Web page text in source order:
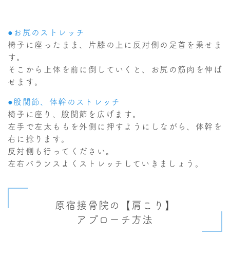
●お尻のストレッチ
椅子に座ったまま、片膝の上に反対側の足首を乗せま
す。
そこから上体を前に倒していくと、お尻の筋肉を伸ば
せます。
●股関節、体幹のストレッチ
椅子に座り、股関節を広げます。
左手で左太ももを外側に押すようにしながら、体幹を
右に捻ります。
反対側も行ってください。
左右バランスよくストレッチしていきましょう。
原宿接骨院の【肩こり】
アプローチ方法